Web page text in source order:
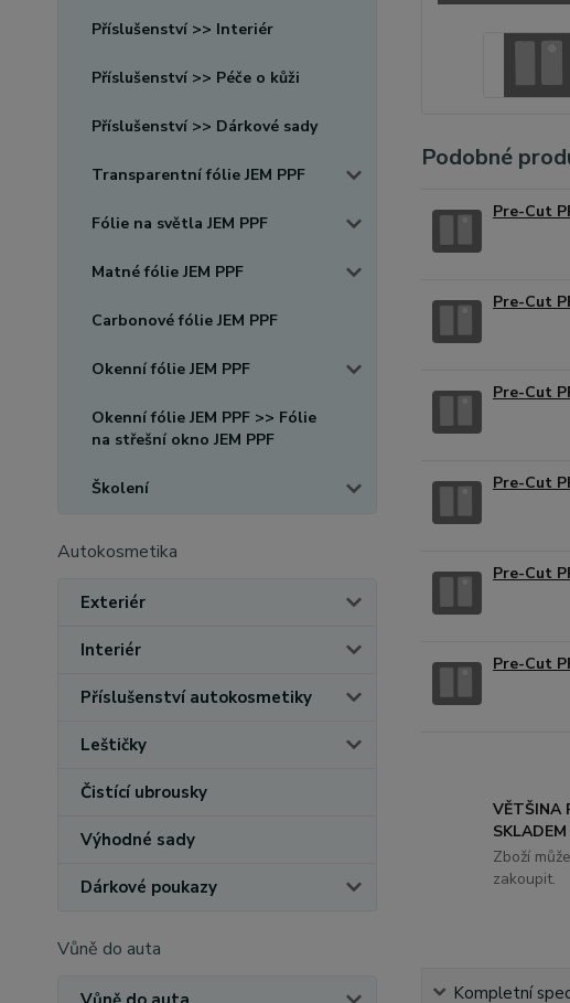
Příslušenství >> Interiér
Příslušenství >> Péče o kůži
Příslušenství >> Dárkové sady
Transparentní fólie JEM PPF
Fólie na světla JEM PPF
Matné fólie JEM PPF
Carbonové fólie JEM PPF
Okenní fólie JEM PPF
Okenní fólie JEM PPF >> Fólie
na střešní okno JEM PPF
Školení
Autokosmetika
Exteriér
Interiér
Příslušenství autokosmetiky
Leštičky
Čistící ubrousky
Výhodné sady
Dárkové poukazy
Vůně do auta
Podobné
Pre-Cut
Pre-Cut
Pre-Cut
Pre-Cut
Pre-Cut
Pre-Cut
VĚTŠINA
SKLADEM
Zboží
zakoupit.
Kompletní